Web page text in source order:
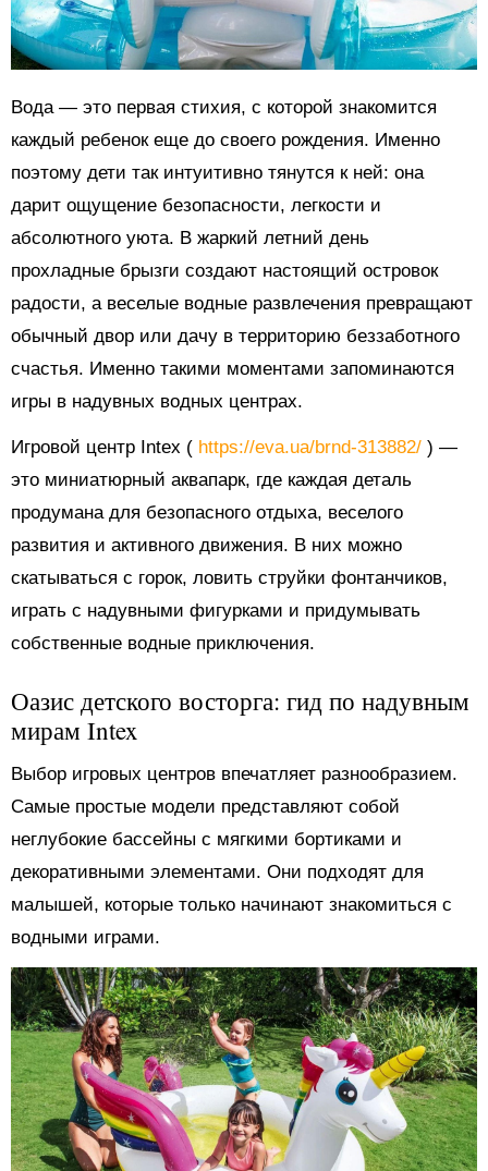
Вода — это первая стихия, с которой знакомится
каждый ребенок еще до своего рождения. Именно
поэтому дети так интуитивно тянутся к ней: она
дарит ощущение безопасности, легкости и
абсолютного уюта. В жаркий летний день
прохладные брызги создают настоящий островок
радости, а веселые водные развлечения превращают
обычный двор или дачу в территорию беззаботного
счастья. Именно такими моментами запоминаются
игры в надувных водных центрах.
Игровой центр Intex ( https://eva.ua/brnd-313882/ ) —
это миниатюрный аквапарк, где каждая деталь
продумана для безопасного отдыха, веселого
развития и активного движения. В них можно
скатываться с горок, ловить струйки фонтанчиков,
играть с надувными фигурками и придумывать
собственные водные приключения.
Оазис детского восторга: гид по надувным
мирам Intex
Выбор игровых центров впечатляет разнообразием.
Самые простые модели представляют собой
неглубокие бассейны с мягкими бортиками и
декоративными элементами. Они подходят для
малышей, которые только начинают знакомиться с
водными играми.